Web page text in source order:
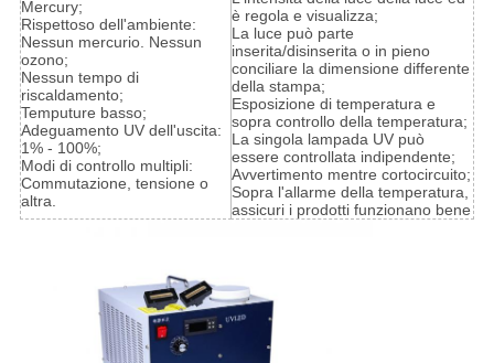
Mercury;
Rispettoso dell'ambiente:
Nessun mercurio. Nessun
ozono;
Nessun tempo di
riscaldamento;
Temputure basso;
Adeguamento UV dell'uscita:
1% - 100%;
Modi di controllo multipli:
Commutazione, tensione o
altra.
è regola e visualizza;
La luce può parte
inserita/disinserita o in pieno
conciliare la dimensione differente
della stampa;
Esposizione di temperatura e
sopra controllo della temperatura;
La singola lampada UV può
essere controllata indipendente;
Avvertimento mentre cortocircuito;
Sopra l'allarme della temperatura,
assicuri i prodotti funzionano bene